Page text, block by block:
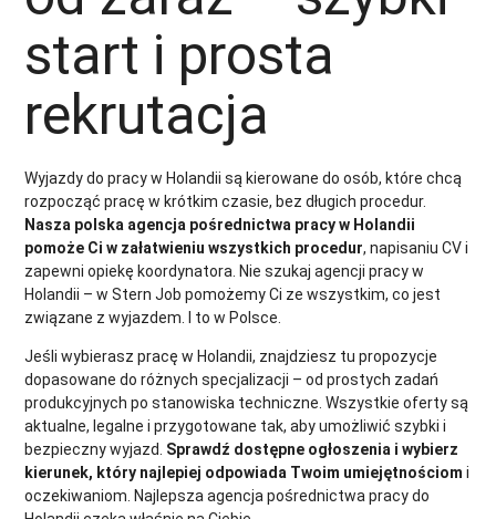
start i prosta
rekrutacja
Wyjazdy do pracy w Holandii są kierowane do osób, które chcą
rozpocząć pracę w krótkim czasie, bez długich procedur.
Nasza polska agencja pośrednictwa pracy w Holandii
pomoże Ci w załatwieniu wszystkich procedur, napisaniu CV i
zapewni opiekę koordynatora. Nie szukaj agencji pracy w
Holandii – w Stern Job pomożemy Ci ze wszystkim, co jest
związane z wyjazdem. I to w Polsce.
Jeśli wybierasz pracę w Holandii, znajdziesz tu propozycje
dopasowane do różnych specjalizacji – od prostych zadań
produkcyjnych po stanowiska techniczne. Wszystkie oferty są
aktualne, legalne i przygotowane tak, aby umożliwić szybki i
bezpieczny wyjazd. Sprawdź dostępne ogłoszenia i wybierz
kierunek, który najlepiej odpowiada Twoim umiejętnościom i
oczekiwaniom. Najlepsza agencja pośrednictwa pracy do